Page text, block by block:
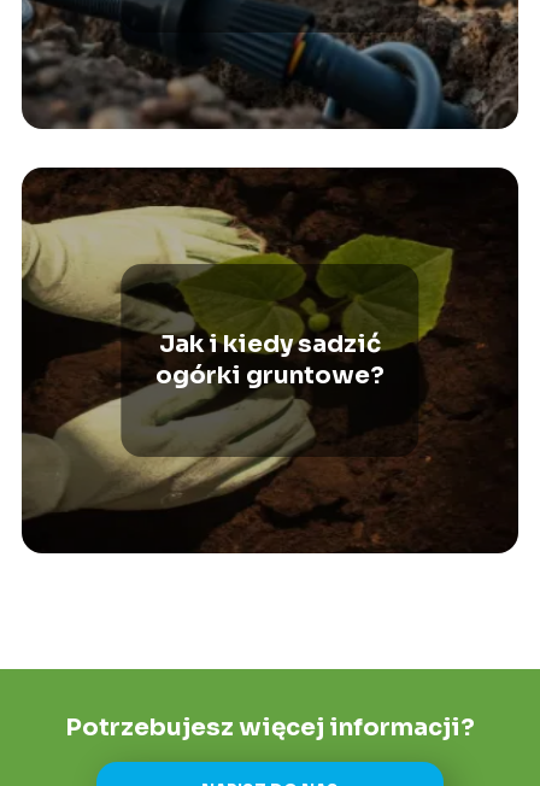
Jak i kiedy sadzić
ogórki gruntowe?
Potrzebujesz więcej informacji?